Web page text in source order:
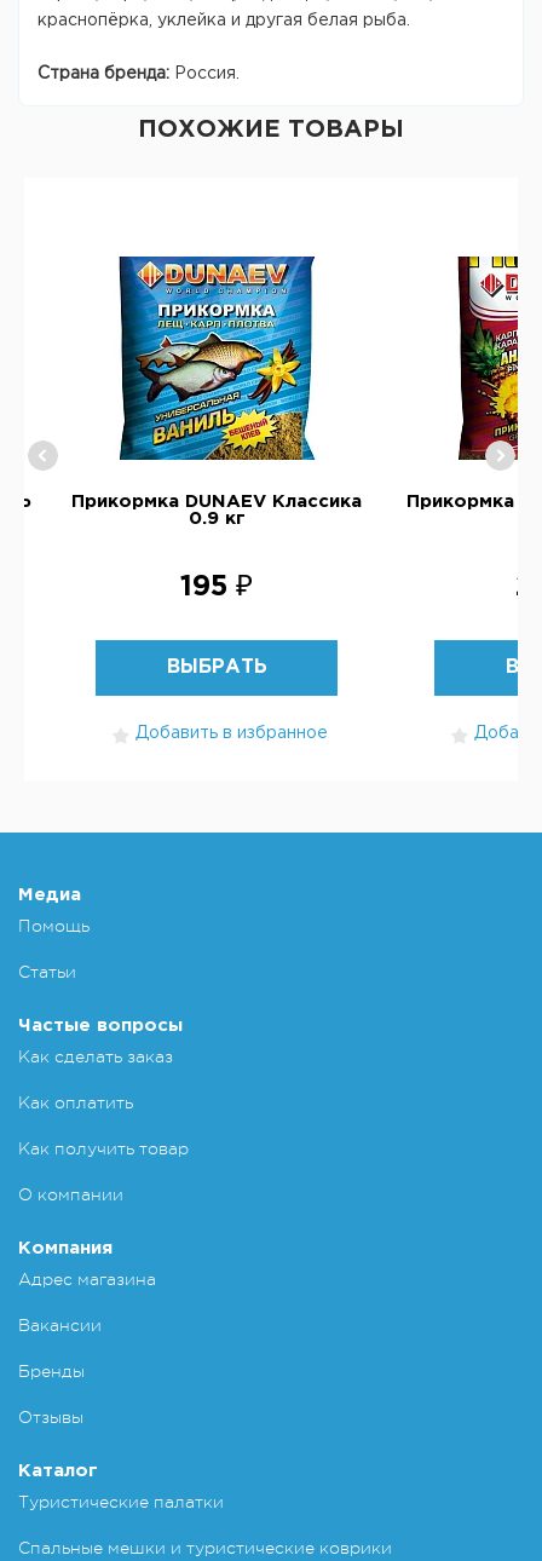
краснопёрка, уклейка и другая белая рыба.
Страна бренда: Россия.
ПОХОЖИЕ ТОВАРЫ
Прикормка DUNAEV Классика
0.9 кг
195 ₽
ВЫБРАТЬ
Добавить в избранное
Прикормка
Медиа
Помощь
Статьи
Частые вопросы
Как сделать заказ
Как оплатить
Как получить товар
О компании
Компания
Адрес магазина
Вакансии
Бренды
Отзывы
Каталог
Туристические палатки
Спальные мешки и туристические коврики